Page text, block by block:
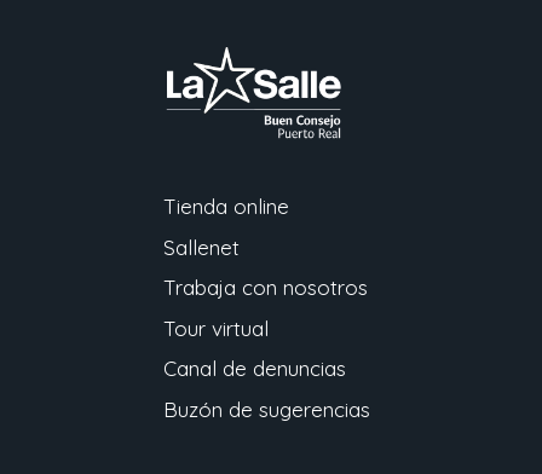
Tienda online
Sallenet
Trabaja con nosotros
Tour virtual
Canal de denuncias
Buzón de sugerencias